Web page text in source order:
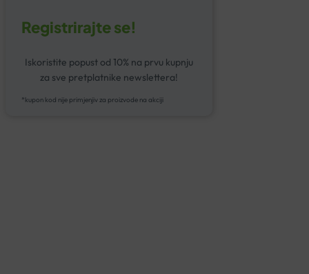
Registrirajte se!
Iskoristite popust od 10% na prvu kupnju
za sve pretplatnike newslettera!
*kupon kod nije primjenjiv za proizvode na akciji